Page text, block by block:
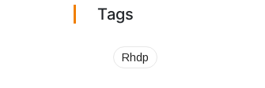
Tags
Rhdp